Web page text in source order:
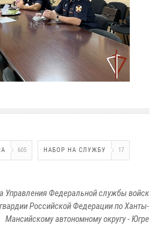
605 НАБОР НА СЛУЖБУ 17
Управления Федеральной службы войск
Российской Федерации по Ханты-
Мансийскому автономному округу - Югре